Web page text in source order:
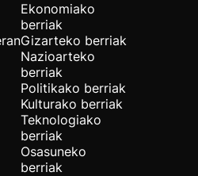
Ekonomiako
berriak
Gizarteko berriak
Nazioarteko
berriak
Politikako berriak
Kulturako berriak
Teknologiako
berriak
Osasuneko
berriak